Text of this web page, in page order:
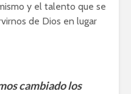
y el talento que se
de Dios en lugar
cambiado los